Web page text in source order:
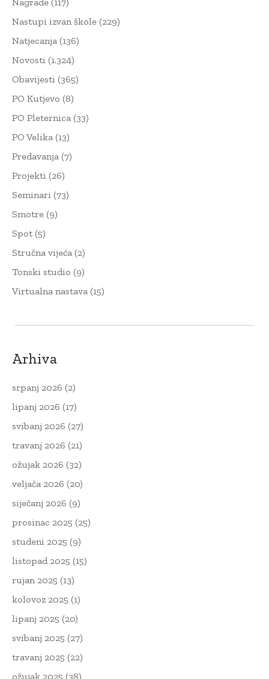
Nastupi izvan škole (229)
Natjecanja (136)
Novosti (1.324)
Obavijesti (365)
PO Kutjevo (8)
PO Pleternica (33)
PO Velika (13)
Predavanja (7)
Projekti (26)
Seminari (73)
Smotre (9)
Spot(5)
Stručna vijeća (2)
Tonski studio (9)
Virtualna nastava (15)
Arhiva
srpanj 2026 (2)
lipanj 2026 (17)
svibanj 2026 (27)
travanj 2026 (21)
ožujak 2026 (32)
veljača 2026 (20)
siječanj 2026 (9)
prosinac 2025 (25)
studeni 2025 (9)
listopad 2025 (15)
rujan 2025 (13)
kolovoz 2025 (1)
lipanj 2025 (20)
svibanj 2025 (27)
travanj 2025 (22)
ožujak 2025 (38)